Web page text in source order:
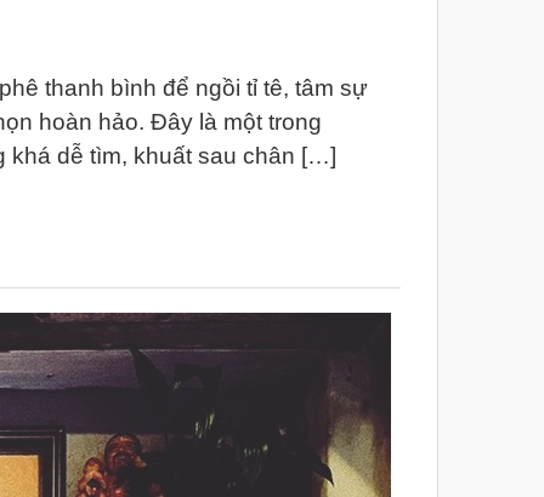
thanh bình để ngồi tỉ tê, tâm sự
hoàn hảo. Đây là một trong
khá dễ tìm, khuất sau chân […]